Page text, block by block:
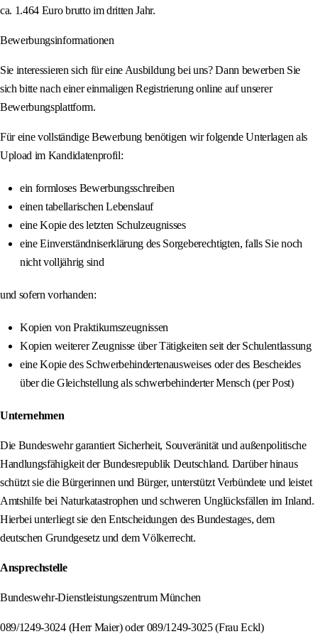
ca. 1.464 Euro brutto im dritten Jahr.
Bewerbungsinformationen
Sie interessieren sich für eine Ausbildung bei uns? Dann bewerben Sie
sich bitte nach einer einmaligen Registrierung online auf unserer
Bewerbungsplattform.
Für eine vollständige Bewerbung benötigen wir folgende Unterlagen als
Upload im Kandidatenprofil:
ein formloses Bewerbungsschreiben
einen tabellarischen Lebenslauf
eine Kopie des letzten Schulzeugnisses
eine Einverständniserklärung des Sorgeberechtigten, falls Sie noch
nicht volljährig sind
und sofern vorhanden:
Kopien von Praktikumszeugnissen
Kopien weiterer Zeugnisse über Tätigkeiten seit der Schulentlassung
eine Kopie des Schwerbehindertenausweises oder des Bescheides
über die Gleichstellung als schwerbehinderter Mensch (per Post)
Unternehmen
Die Bundeswehr garantiert Sicherheit, Souveränität und außenpolitische
Handlungsfähigkeit der Bundesrepublik Deutschland. Darüber hinaus
schützt sie die Bürgerinnen und Bürger, unterstützt Verbündete und leistet
Amtshilfe bei Naturkatastrophen und schweren Unglücksfällen im Inland.
Hierbei unterliegt sie den Entscheidungen des Bundestages, dem
deutschen Grundgesetz und dem Völkerrecht.
Ansprechstelle
Bundeswehr-Dienstleistungszentrum München
089/1249-3024 (Herr Maier) oder 089/1249-3025 (Frau Eckl)